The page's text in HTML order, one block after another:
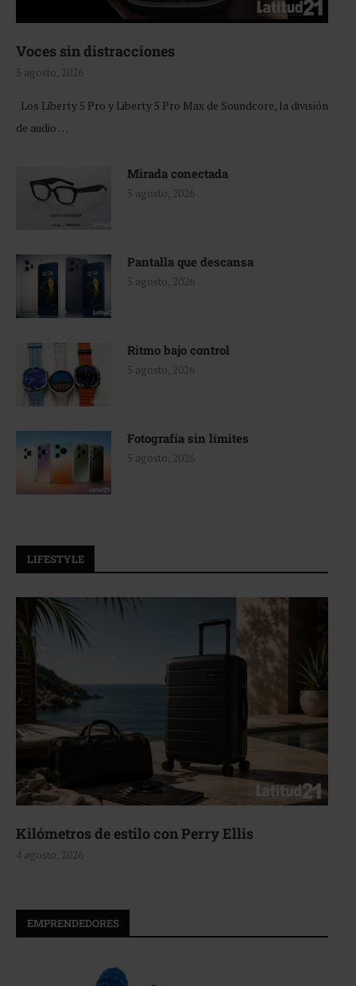
Voces sin distracciones
5 agosto, 2026
Los Liberty 5 Pro y Liberty 5 Pro Max de Soundcore, la división
de audio …
Mirada conectada
5 agosto, 2026
Pantalla que descansa
5 agosto, 2026
Ritmo bajo control
5 agosto, 2026
Fotografía sin límites
5 agosto, 2026
LIFESTYLE
Kilómetros de estilo con Perry Ellis
4 agosto, 2026
EMPRENDEDORES